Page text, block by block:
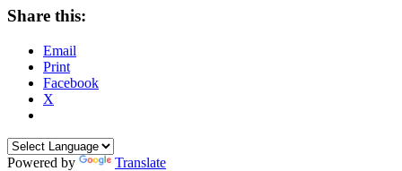
Share this:
Email
Print
Facebook
X
Powered by Translate